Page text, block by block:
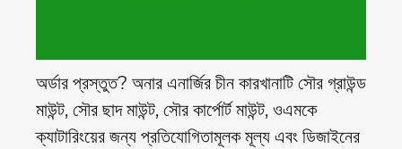
অর্ডার প্রস্তুত? অনার এনার্জির চীন কারখানাটি সৌর গ্রাউন্ড
মাউন্ট, সৌর ছাদ মাউন্ট, সৌর কার্পোর্ট মাউন্ট, ওএমকে
ক্যাটারিংয়ের জন্য প্রতিযোগিতামূলক মূল্য এবং ডিজাইনের